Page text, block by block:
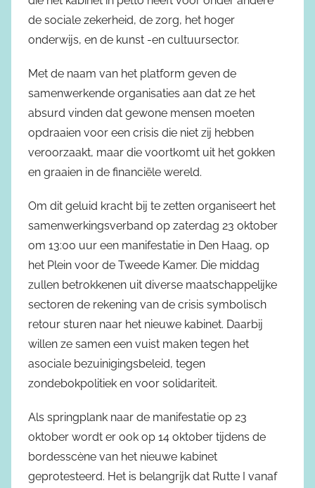
de sociale zekerheid, de zorg, het hoger
onderwijs, en de kunst -en cultuursector.
Met de naam van het platform geven de
samenwerkende organisaties aan dat ze het
absurd vinden dat gewone mensen moeten
opdraaien voor een crisis die niet zij hebben
veroorzaakt, maar die voortkomt uit het gokken
en graaien in de financiële wereld.
Om dit geluid kracht bij te zetten organiseert het
samenwerkingsverband op zaterdag 23 oktober
om 13:00 uur een manifestatie in Den Haag, op
het Plein voor de Tweede Kamer. Die middag
zullen betrokkenen uit diverse maatschappelijke
sectoren de rekening van de crisis symbolisch
retour sturen naar het nieuwe kabinet. Daarbij
willen ze samen een vuist maken tegen het
asociale bezuinigingsbeleid, tegen
zondebokpolitiek en voor solidariteit.
Als springplank naar de manifestatie op 23
oktober wordt er ook op 14 oktober tijdens de
bordesscène van het nieuwe kabinet
geprotesteerd. Het is belangrijk dat Rutte I vanaf